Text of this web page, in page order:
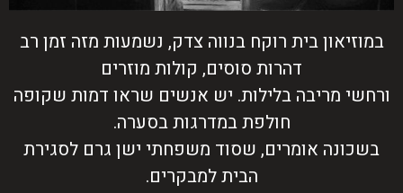
במוזיאון בית רוקח בנווה צדק, נשמעות מזה זמן רב
דהרות סוסים, קולות מוזרים
ורחשי מריבה בלילות. יש אנשים שראו דמות שקופה
חולפת במדרגות בסערה.
בשכונה אומרים, שסוד משפחתי ישן גרם לסגירת
הבית למבקרים.